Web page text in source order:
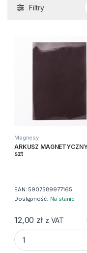
Filtry
Magnesy
ARKUSZ
szt
EAN: 5907589977165
Dostępność: Na stanie
12,00 zł z VAT
ARKUSZ